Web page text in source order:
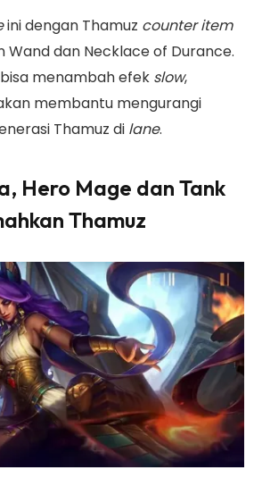
ini dengan Thamuz counter item
Wand dan Necklace of Durance.
menambah efek slow,
membantu mengurangi
Thamuz di lane.
Hero Mage dan Tank
Thamuz